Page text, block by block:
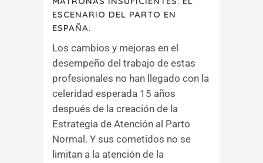
ESCENARIO DEL PARTO EN
ESPAÑA.
Los cambios y mejoras en el
desempeño del trabajo de estas
profesionales no han llegado con la
celeridad esperada 15 años
después de la creación de la
Estrategia de Atención al Parto
Normal. Y sus cometidos no se
limitan a la atención de la